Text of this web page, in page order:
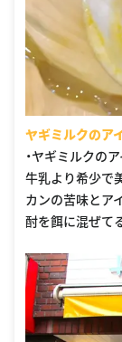
ヤギミルクのア
・ヤギミルクの
牛乳より希少で
カンの苦味とア
酎を餌に混ぜて